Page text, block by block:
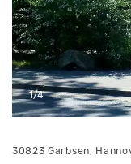
1/4
30823 Garbsen,